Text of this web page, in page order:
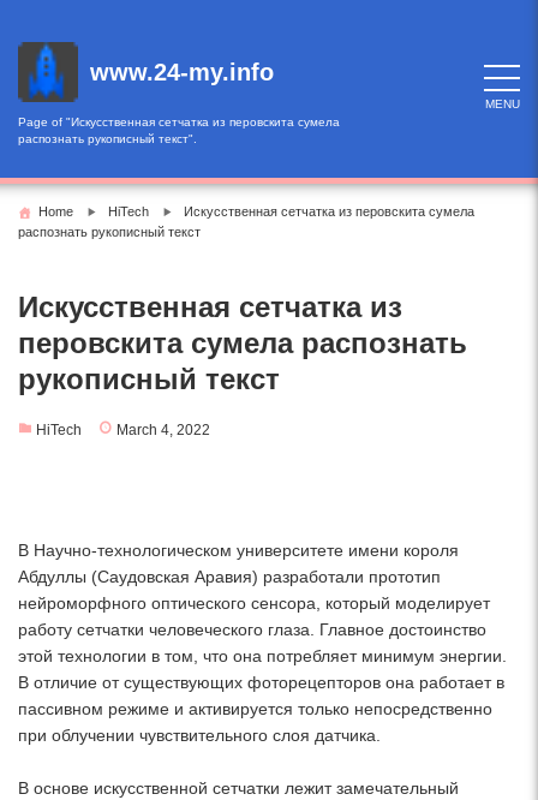
content
www.24-my.info
Page of "Искусственная сетчатка из перовскита сумела
распознать рукописный текст".
MENU
Home HiTech
Искусственная сетчатка из перовскита сумела
распознать рукописный текст
Искусственная сетчатка из
перовскита сумела распознать
рукописный текст
HiTech March 4, 2022
В Научно-технологическом университете имени короля
Абдуллы (Саудовская Аравия) разработали прототип
нейроморфного оптического сенсора, который моделирует
работу сетчатки человеческого глаза. Главное достоинство
этой технологии в том, что она потребляет минимум энергии.
В отличие от существующих фоторецепторов она работает в
пассивном режиме и активируется только непосредственно
при облучении чувствительного слоя датчика.
В основе искусственной сетчатки лежит замечательный